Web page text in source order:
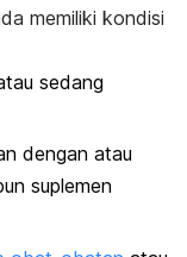
memiliki kondisi
sedang
dengan atau
suplemen